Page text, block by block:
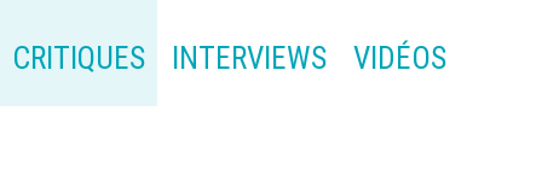
CRITIQUES INTERVIEWS VIDÉOS